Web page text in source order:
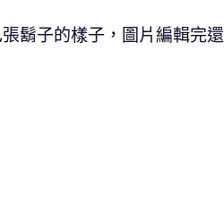
鬍子的樣子，圖片編輯完